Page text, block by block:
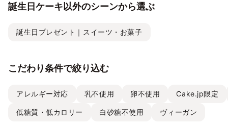
誕生日ケーキ以外のシーンから選ぶ
誕生日プレゼント｜スイーツ・お菓子
こだわり条件で絞り込む
アレルギー対応 乳不使用 卵不使用 Cake.jp限定
低糖質・低カロリー 白砂糖不使用 ヴィーガン